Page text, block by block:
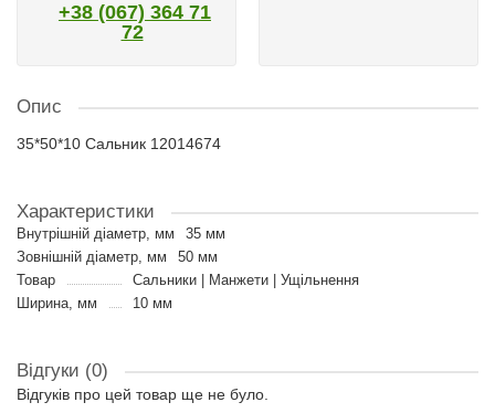
+38 (067) 364 71
72
Опис
35*50*10 Сальник 12014674
Характеристики
Внутрішній діаметр, мм
35 мм
Зовнішній діаметр, мм
50 мм
Товар
Сальники | Манжети | Ущільнення
Ширина, мм
10 мм
Відгуки (0)
Відгуків про цей товар ще не було.